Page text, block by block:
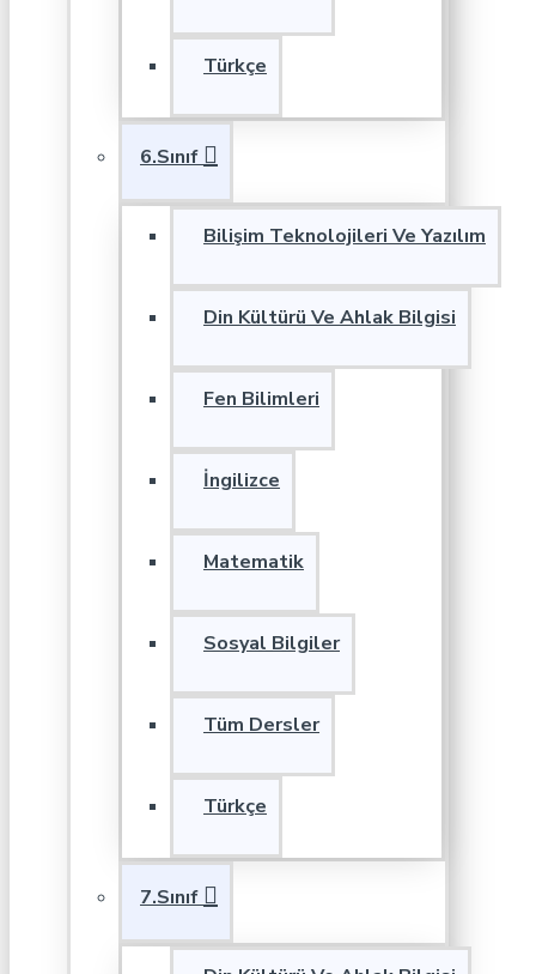
Türkçe
6.Sınıf
Bilişim Teknolojileri Ve Yazılım
Din Kültürü Ve Ahlak Bilgisi
Fen Bilimleri
İngilizce
Matematik
Sosyal Bilgiler
Tüm Dersler
Türkçe
7.Sınıf